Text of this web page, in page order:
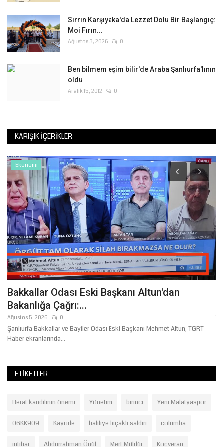
Sırrın Karşıyaka'da Lezzet Dolu Bir Başlangıç:
Moi Fırın...
Ağustos 3, 2026 0
Ben bilmem eşim bilir'de Araba Şanlıurfa'lının
oldu
Aralık 15, 2012 0
KARIŞIK İÇERIKLER
Ekonomi
Bakkallar Odası Eski Başkanı Altun'dan
Bakanlığa Çağrı:...
Ağustos 5, 2026 0
Şanlıurfa Bakkallar ve Bayiler Odası Eski Başkanı Mehmet Altun, TGRT
Haber ekranlarında...
ETIKETLER
Berat kandilinin önemi Yönetim birinci Yeni Malatyaspor
06KK909 Kayode haliliye bıçaklı saldırı columba
intihar Abdurrahman Önül Mert Müldür Koçveran